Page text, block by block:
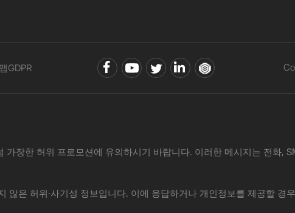
GDPR
장한 허위 프로모션에 유의하시기 바랍니다. 이러한 메시지는 전화,
않은 허위·사기성 정보입니다. 이에 응답하거나 개인정보를 제공할